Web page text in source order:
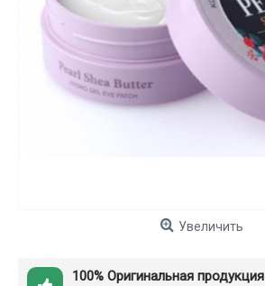
Увеличить
100% Оригинальная продукция